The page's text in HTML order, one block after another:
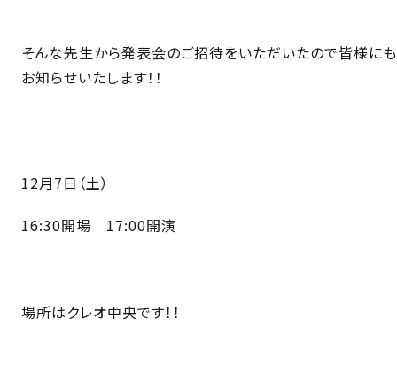
そんな先生から発表会のご招待をいただいたので皆様にも
お知らせいたします！！
12月7日（土）
16:30開場 17:00開演
場所はクレオ中央です！！